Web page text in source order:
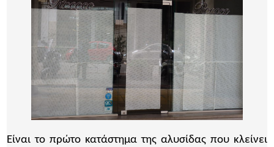
Είναι το πρώτο κατάστημα της αλυσίδας που κλείνει